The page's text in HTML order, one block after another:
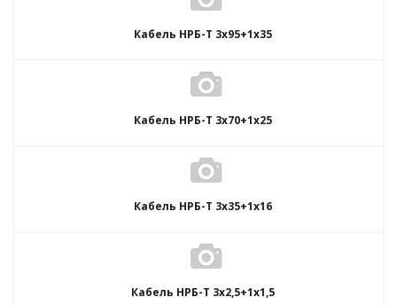
Кабель НРБ-Т 3х95+1х35
Кабель НРБ-Т 3х70+1х25
Кабель НРБ-Т 3х35+1х16
Кабель НРБ-Т 3х2,5+1х1,5